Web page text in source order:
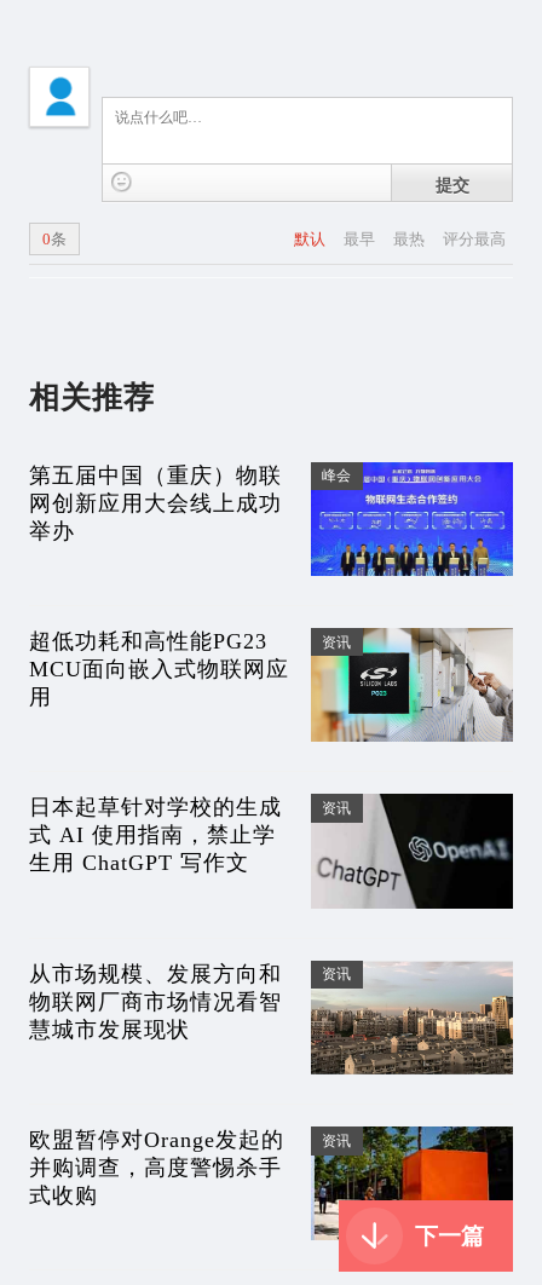
提交
默认 最早 最热 评分最高
0条
相关推荐
第五届中国（重庆）物联
网创新应用大会线上成功
举办
峰会
超低功耗和高性能PG23
MCU面向嵌入式物联网应
用
资讯
日本起草针对学校的生成
式 AI 使用指南，禁止学
生用 ChatGPT 写作文
资讯
从市场规模、发展方向和
物联网厂商市场情况看智
慧城市发展现状
资讯
欧盟暂停对Orange发起的
并购调查，高度警惕杀手
式收购
资讯
下一篇